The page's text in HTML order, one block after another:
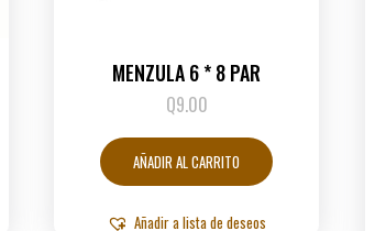
MENZULA 6 * 8 PAR
Q9.00
AÑADIR AL CARRITO
Añadir a lista de deseos